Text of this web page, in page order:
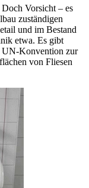
Vorsicht – es
zuständigen
und im Bestand
etwa. Es gibt
UN-Konvention zur
von Fliesen